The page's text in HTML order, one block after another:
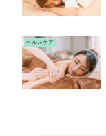
ヘルスケア